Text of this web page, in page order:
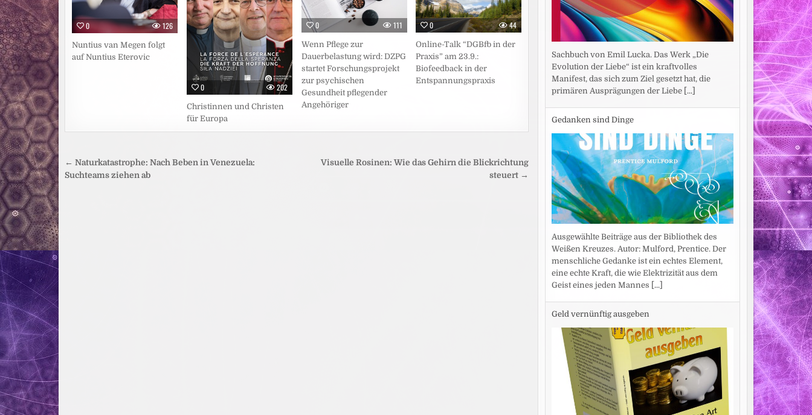
0 126
Nuntius van Megen folgt
auf Nuntius Eterovic
0 202
Christinnen und Christen
für Europa
0 111
Wenn Pflege zur
Dauerbelastung wird: DZPG
startet Forschungsprojekt
zur psychischen
Gesundheit pflegender
Angehöriger
0 44
Online-Talk “DGBfb in der
Praxis” am 23.9.:
Biofeedback in der
Entspannungspraxis
Beitragsnavigation
Visuelle Rosinen: Wie das Gehirn die Blickrichtung
steuert →
← Naturkatastrophe: Nach Beben in Venezuela:
Suchteams ziehen ab
Sachbuch von Emil Lucka. Das Werk „Die
Evolution der Liebe“ ist ein kraftvolles
Manifest, das sich zum Ziel gesetzt hat, die
primären Ausprägungen der Liebe [...]
Gedanken sind Dinge
Ausgewählte Beiträge aus der Bibliothek des
Weißen Kreuzes. Autor: Mulford, Prentice. Der
menschliche Gedanke ist ein echtes Element,
eine echte Kraft, die wie Elektrizität aus dem
Geist eines jeden Mannes [...]
Geld vernünftig ausgeben